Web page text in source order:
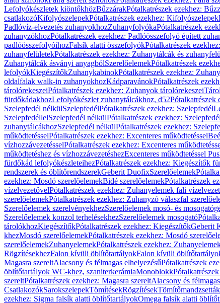
Lefolyókészletek kiöntőkhözBűzzárakPótalkatrészek ezekhez:
csatlakozóKifolyószelepekPótalkatrészek ezekhez: Kifolyószelepek
Padlóvíz-elvezetés zuhanyokhozZuhanyfolyókaPótalkatrészek
zuhanyzókhozPótalkatrészek ezekhez: Padlóösszefolyó épített
padlóösszefolyóihozFalsík alatti összefolyókPótalkatrészek
zuhanyfelületekPótalkatrészek ezekhez: Zuhanytálcák és
Zuhanytálcák ásványi anyagbólSzerelőelemekPótalkatrészek
lefolyókKiegészítőkZuhanykabinokPótalkatrészek ezekhez:
oldalfalak walk-in zuhanyokhozKádparavánokPótalkatrészek
tárolórekeszeiPótalkatrészek ezekhez: Zuhanyok tárolórekeszei
fürdőkádakhozLefolyókészlet zuhanytálcákhoz, d52Pótalkatrészek
Szelepfedél nélkülSzelepfedélPótalkatrészek ezekhez: Szelepfedél
SzelepfedéllelSzelepfedél nélkülPótalkatrészek ezekhez:
zuhanytálcákhozSzelepfedél nélkülPótalkatrészek ezekhez:
működtetésselPótalkatrészek ezekhez: Excenteres működtetéssel
vízhozzávezetésselPótalkatrészek ezekhez: Excenteres
működtetéshez és vízhozzávezetéshezExcenteres működtetéssel
fürdőkád lefolyókészleteihezPótalkatrészek ezekhez: Kiegészítők
rendszerek és öblítőrendszerekGeberit DuofixSzerelőelemek
ezekhez: Mosdó szerelőelemekBidé szerelőelemekPótalkatrészek
vízelvezetővelPótalkatrészek ezekhez: Zuhanyelemek fali
szerelőelemekPótalkatrészek ezekhez: Zuhanyzó válaszfal
Szerelőelemek szerelvényekhezSzerelőelemek mosó- és
Szerelőelemek konzol terhelésekhezSzerelőelemek mosogató
tárolókhozKiegészítőkPótalkatrészek ezekhez: KiegészítőkGeberit
khezMosdó szerelőelemekPótalkatrészek ezekhez: Mosdó
szerelőelemekZuhanyelemekPótalkatrészek ezekhez:
RögzítésekhezFalon kívüli öblítőtartályokFalon kívüli
Magasra szereltAlacsony és félmagas elhelyezésűPótalkatrészek
öblítőtartályok WC-khez, szaniterkerámiaMonoblokk
szereltPótalkatrészek ezekhez: Magasra szereltAlacsony és
CsatlakozókSarokszelepekTömítésekRögzítésekTömítőmandzsetták
ezekhez: Sigma falsík alatti öblítőtartályokOmega falsík alatti